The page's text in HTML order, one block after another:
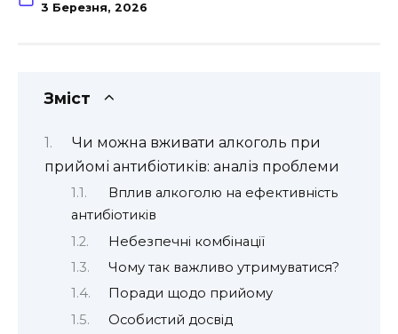
3 Березня, 2026
Зміст
Чи можна вживати алкоголь при
прийомі антибіотиків: аналіз проблеми
Вплив алкоголю на ефективність
антибіотиків
Небезпечні комбінації
Чому так важливо утримуватися?
Поради щодо прийому
Особистий досвід